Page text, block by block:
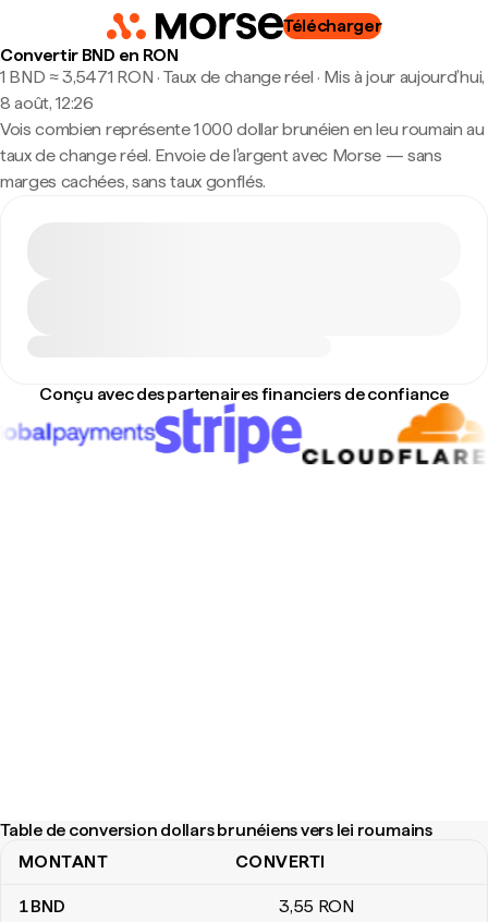
Télécharger
Convertir BND en RON
1 BND ≈ 3,5471 RON · Taux de change réel · Mis à jour aujourd’hui,
8 août, 12:26
Vois combien représente 1 000 dollar brunéien en leu roumain au
taux de change réel. Envoie de l'argent avec Morse — sans
marges cachées, sans taux gonflés.
Conçu avec des partenaires financiers de confiance
Table de conversion dollars brunéiens vers lei roumains
Table de conversion dollars brunéiens vers lei roumains
MONTANT CONVERTI
1BND 3,55 RON